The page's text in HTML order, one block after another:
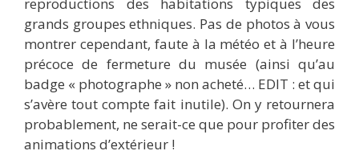
reproductions des habitations typiques des
grands groupes ethniques. Pas de photos à vous
montrer cependant, faute à la météo et à l’heure
précoce de fermeture du musée (ainsi qu’au
badge « photographe » non acheté… EDIT : et qui
s’avère tout compte fait inutile). On y retournera
probablement, ne serait-ce que pour profiter des
animations d’extérieur !